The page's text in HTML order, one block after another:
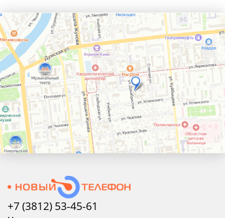
+7 (3812) 53-45-61